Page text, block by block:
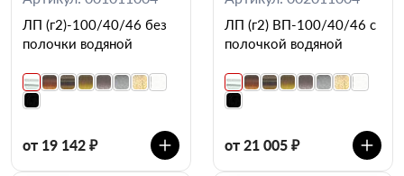
ЛП (г2)-100/40/46 без
полочки водяной
от 19 142 ₽
ЛП (г2) ВП-100/40/46 с
полочкой водяной
от 21 005 ₽